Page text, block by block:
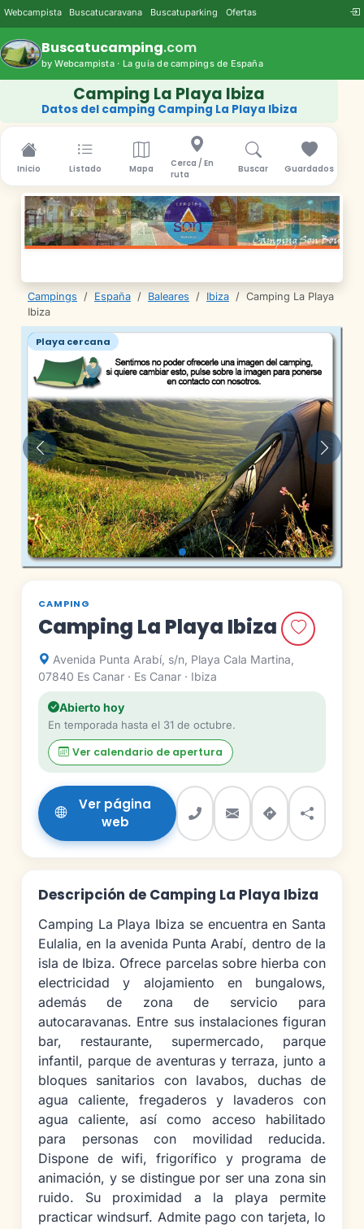
Webcampista Buscatucaravana Buscatuparking Ofertas
Buscatucamping.com
by Webcampista · La guía de campings de España
Camping La Playa Ibiza
Datos del camping Camping La Playa Ibiza
Inicio Listado Mapa
Cerca / En
ruta
Buscar Guardados
Campings / España / Baleares / Ibiza / Camping La Playa
Ibiza
Playa cercana
Anterior
CAMPING
Camping La Playa Ibiza
Avenida Punta Arabí, s/n, Playa Cala Martina,
07840 Es Canar · Es Canar · Ibiza
Abierto hoy
En temporada hasta el 31 de octubre.
Ver calendario de apertura
Ver página
web
Descripción de Camping La Playa Ibiza
Camping La Playa Ibiza se encuentra en Santa
Eulalia, en la avenida Punta Arabí, dentro de la
isla de Ibiza. Ofrece parcelas sobre hierba con
electricidad y alojamiento en bungalows,
además de zona de servicio para
autocaravanas. Entre sus instalaciones figuran
bar, restaurante, supermercado, parque
infantil, parque de aventuras y terraza, junto a
bloques sanitarios con lavabos, duchas de
agua caliente, fregaderos y lavaderos con
agua caliente, así como acceso habilitado
para personas con movilidad reducida.
Dispone de wifi, frigorífico y programa de
animación, y se distingue por ser una zona sin
ruido. Su proximidad a la playa permite
practicar windsurf. Admite pago con tarjeta, lo